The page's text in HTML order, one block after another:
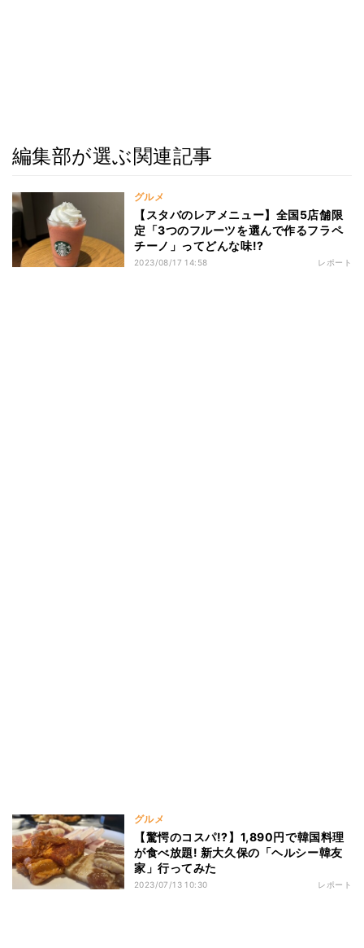
編集部が選ぶ関連記事
グルメ
【スタバのレアメニュー】全国5店舗限
定「3つのフルーツを選んで作るフラペ
チーノ」ってどんな味!?
2023/08/17 14:58 レポート
グルメ
【驚愕のコスパ!?】1,890円で韓国料理
が食べ放題! 新大久保の「ヘルシー韓友
家」行ってみた
2023/07/13 10:30 レポート